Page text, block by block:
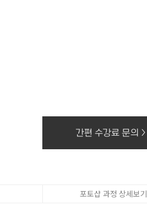
간편 수강료 문의 >
포토샵 과정 상세보기